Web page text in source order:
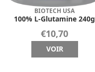
BIOTECH USA
100% L-Glutamine 240g
€10,70
VOIR